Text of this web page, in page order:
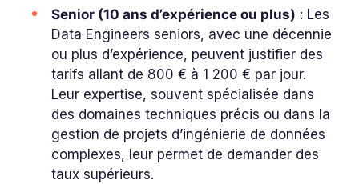
Senior (10 ans d’expérience ou plus) : Les
Data Engineers seniors, avec une décennie
ou plus d’expérience, peuvent justifier des
tarifs allant de 800 € à 1 200 € par jour.
Leur expertise, souvent spécialisée dans
des domaines techniques précis ou dans la
gestion de projets d’ingénierie de données
complexes, leur permet de demander des
taux supérieurs.